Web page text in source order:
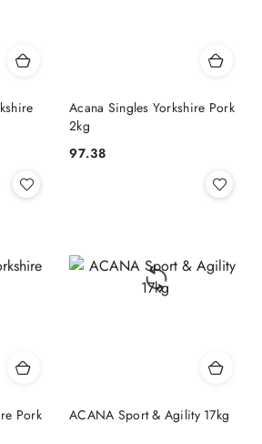
Acana Singles Yorkshire Pork
2kg
Cena:
97.38
Pork
ACANA Sport & Agility 17kg